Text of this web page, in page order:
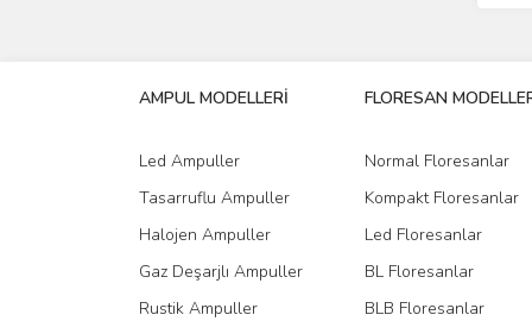
AMPUL MODELLERİ
Led Ampuller
Tasarruflu Ampuller
Halojen Ampuller
Gaz Deşarjlı Ampuller
Rustik Ampuller
FLORESAN
Normal Floresanlar
Kompakt Floresanlar
Led Floresanlar
BL Floresanlar
BLB Floresanlar